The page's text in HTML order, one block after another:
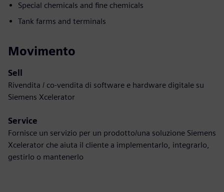
Special chemicals and fine chemicals
Tank farms and terminals
Movimento
Sell
Rivendita / co-vendita di software e hardware digitale su
Siemens Xcelerator
Service
Fornisce un servizio per un prodotto/una soluzione Siemens
Xcelerator che aiuta il cliente a implementarlo, integrarlo,
gestirlo o mantenerlo